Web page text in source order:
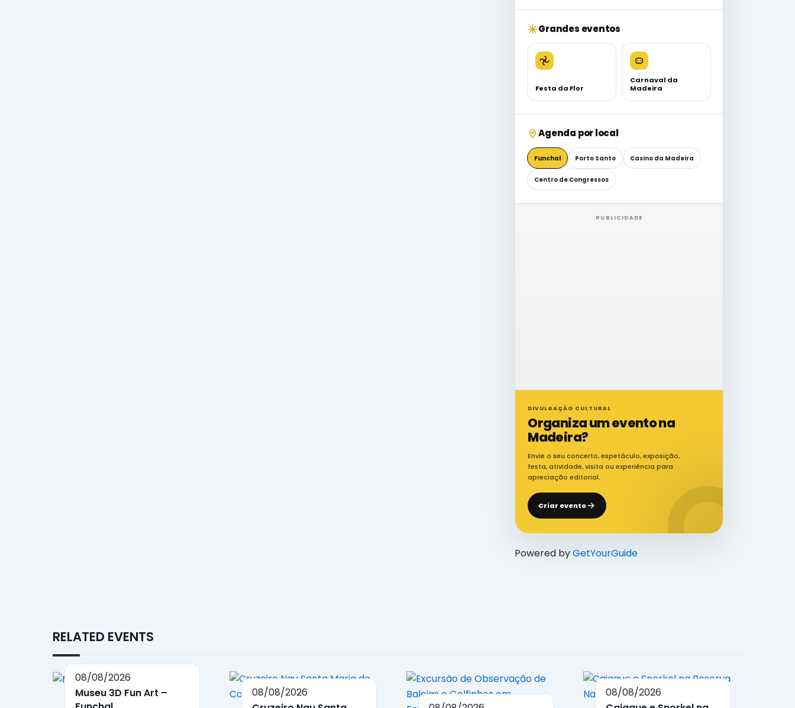
Grandes eventos
Festa da Flor
Carnaval da
Madeira
Agenda por local
Funchal Porto Santo Casino da Madeira
Centro de Congressos
PUBLICIDADE
DIVULGAÇÃO CULTURAL
Organiza um evento na
Madeira?
Envie o seu concerto, espetáculo, exposição,
festa, atividade, visita ou experiência para
apreciação editorial.
Criar evento
Powered byGetYourGuide
RELATED EVENTS
08/08/2026
Museu 3D Fun Art –
08/08/2026
08/08/2026